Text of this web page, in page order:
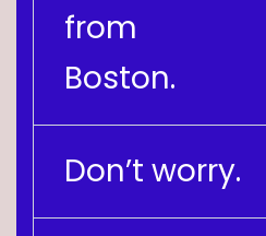
from
Boston.
Don’t worry.